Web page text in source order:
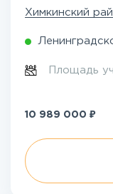
Химкинский
Площадь
10 989 000 ₽